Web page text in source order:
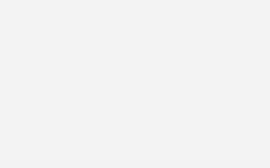
erhält 5 Millionen
Plattform
Atmen entwickelt eine Plattform